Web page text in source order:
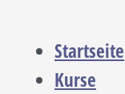
Startseite
Kurse